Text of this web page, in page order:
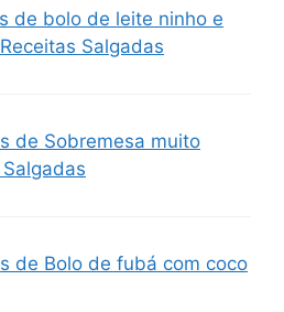
de bolo de leite ninho e
Salgadas
de Sobremesa muito
de Bolo de fubá com coco